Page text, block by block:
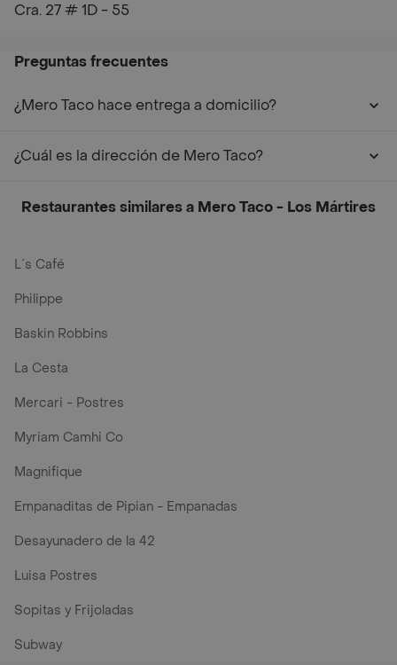
Cra. 27 # 1D - 55
Preguntas frecuentes
¿Mero Taco hace entrega a domicilio?
¿Cuál es la dirección de Mero Taco?
Restaurantes similares a Mero Taco - Los Mártires
L´s Café
Philippe
Baskin Robbins
La Cesta
Mercari - Postres
Myriam Camhi Co
Magnifique
Empanaditas de Pipian - Empanadas
Desayunadero de la 42
Luisa Postres
Sopitas y Frijoladas
Subway